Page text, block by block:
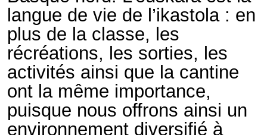
langue de vie de l’ikastola : en
plus de la classe, les
récréations, les sorties, les
activités ainsi que la cantine
ont la même importance,
puisque nous offrons ainsi un
environnement diversifié à